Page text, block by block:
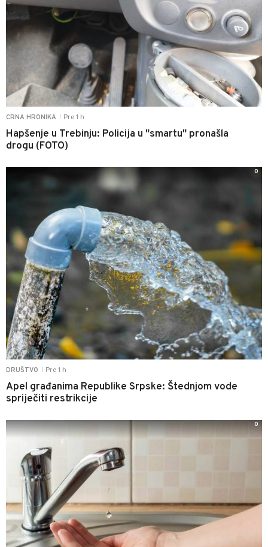
CRNA HRONIKA Pre 1 h
Hapšenje u Trebinju: Policija u "smartu" pronašla
drogu (FOTO)
DRUŠTVO Pre 1 h
Apel građanima Republike Srpske: Štednjom vode
spriječiti restrikcije
0
0